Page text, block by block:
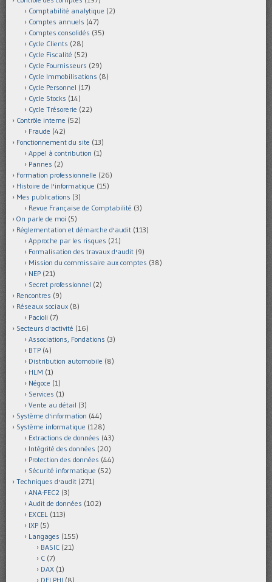
Comptabilité analytique (2)
Comptes annuels (47)
Comptes consolidés (35)
Cycle Clients (28)
Cycle Fiscalité (52)
Cycle Fournisseurs (29)
Cycle Immobilisations (8)
Cycle Personnel (17)
Cycle Stocks (14)
Cycle Trésorerie (22)
Contrôle interne (52)
Fraude (42)
Fonctionnement du site (13)
Appel à contribution (1)
Pannes (2)
Formation professionnelle (26)
Histoire de l'informatique (15)
Mes publications (3)
Revue Française de Comptabilité (3)
On parle de moi (5)
Réglementation et démarche d'audit (113)
Approche par les risques (21)
Formalisation des travaux d'audit (9)
Mission du commissaire aux comptes (38)
NEP (21)
Secret professionnel (2)
Rencontres (9)
Réseaux sociaux (8)
Pacioli (7)
Secteurs d'activité (16)
Associations, Fondations (3)
BTP (4)
Distribution automobile (8)
HLM (1)
Négoce (1)
Services (1)
Vente au détail (3)
Système d'information (44)
Système informatique (128)
Extractions de données (43)
Intégrité des données (20)
Protection des données (44)
Sécurité informatique (52)
Techniques d'audit (271)
ANA-FEC2 (3)
Audit de données (102)
EXCEL (113)
IXP (5)
Langages (155)
BASIC (21)
C (7)
DAX (1)
DELPHI (8)